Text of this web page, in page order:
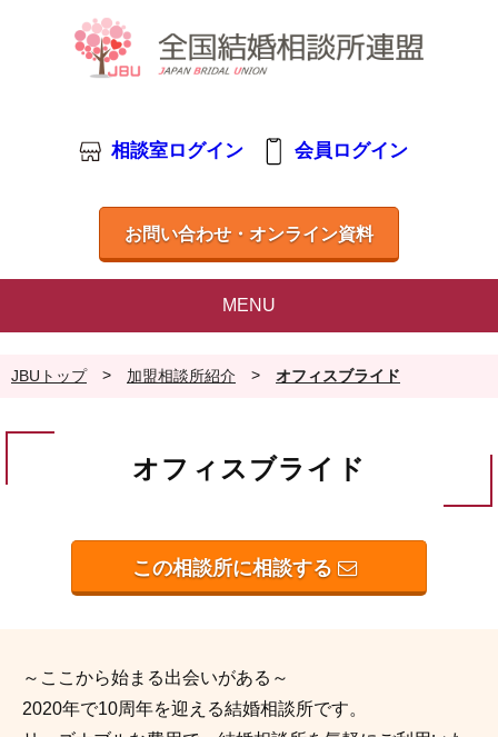
相談室ログイン 会員ログイン
お問い合わせ・オンライン資料
MENU
JBUトップ > 加盟相談所紹介 > オフィスブライド
オフィスブライド
この相談所に相談する
～ここから始まる出会いがある～
2020年で10周年を迎える結婚相談所です。